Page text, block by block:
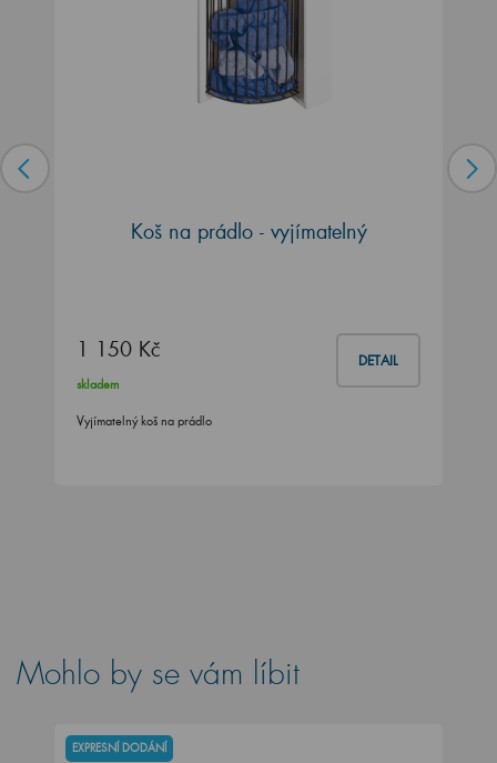
Koš na prádlo - vyjímatelný
1 150 Kč DETAIL
skladem
Vyjímatelný koš na prádlo
Mohlo by se vám líbit
EXPRESNÍ DODÁNÍ